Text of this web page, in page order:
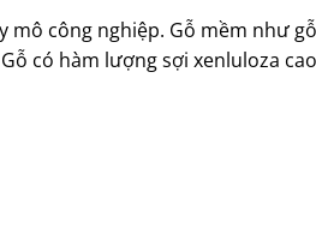
mô công nghiệp. Gỗ mềm như gỗ
có hàm lượng sợi xenluloza